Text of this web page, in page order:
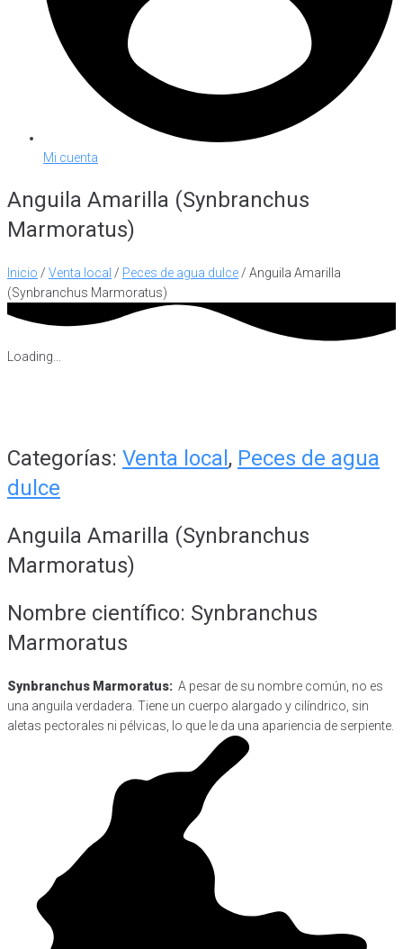
Mi cuenta
Anguila Amarilla (Synbranchus
Marmoratus)
Inicio / Venta local / Peces de agua dulce / Anguila Amarilla
(Synbranchus Marmoratus)
Loading...
Categorías: Venta local, Peces de agua
dulce
Anguila Amarilla (Synbranchus
Marmoratus)
Nombre científico: Synbranchus
Marmoratus
Synbranchus Marmoratus: A pesar de su nombre común, no es
una anguila verdadera. Tiene un cuerpo alargado y cilíndrico, sin
aletas pectorales ni pélvicas, lo que le da una apariencia de serpiente.